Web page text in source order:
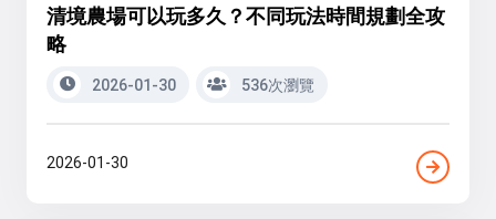
清境農場可以玩多久？不同玩法時間規劃全攻
略
2026-01-30 536次瀏覽
2026-01-30